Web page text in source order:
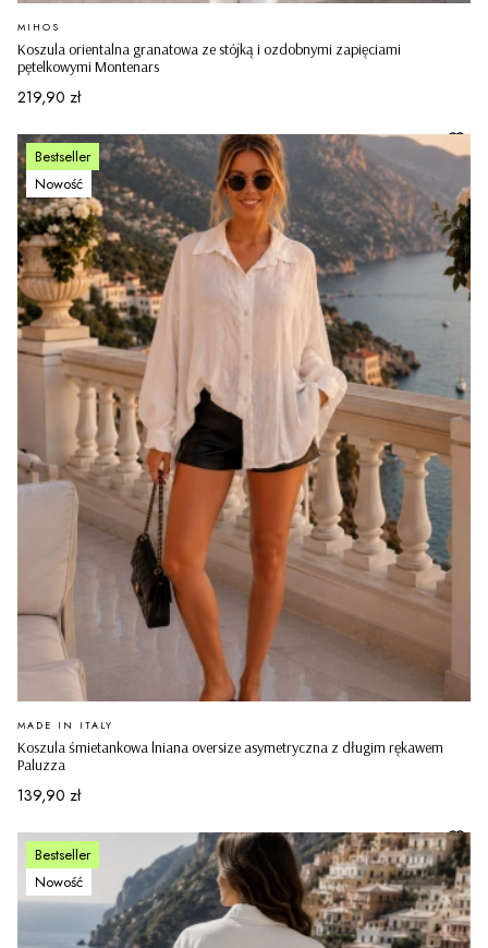
Koszula orientalna granatowa ze stójką i ozdobnymi zapięciami
pętelkowymi Montenars
PRODUCENT
MIHOS
Cena
219,90 zł
Bestseller
Nowość
Koszula śmietankowa lniana oversize asymetryczna z długim rękawem
Paluzza
PRODUCENT
MADE IN ITALY
Cena
139,90 zł
Bestseller
Nowość